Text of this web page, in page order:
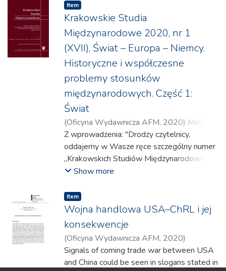
Item
Krakowskie Studia
Międzynarodowe 2020, nr 1
(XVII), Świat – Europa – Niemcy.
Historyczne i współczesne
problemy stosunków
międzynarodowych. Część 1:
Świat
(Oficyna Wydawnicza AFM, 2020) Molo,
Beata;Paterek, Anna;Lasoń, Marcin
Ryszard M.;Kraj, Kazimierz;Banach, Marian;
Czajkowski, Marek;Mickiewicz, Piotr;
Żukrowska, Katarzyna
Młynarski, Tomasz
Diawoł-Sitko, Anna;Majchrowska, Elżbieta
Bonusiak, Andrzej
Z wprowadzenia: "Drodzy czytelnicy,
oddajemy w Wasze ręce szczególny numer
„Krakowskich Studiów Międzynarodowych”.
Jeszcze na początku 2020 r. planowano, że
artykułów naukowych nawiązujących do
referatów, które miały być wygłoszone
na międzynarodowej konferencji naukowej
zorganizowanej z okazji 50-lecia pracy
naukowo-dydaktycznej prof. dr. hab. Erharda
Cziomera. Niestety ten pełen wielu
trudnych doświadczeń rok przyniósł ze sobą
Show more
Item
Wojna handlowa USA–ChRL i jej
konsekwencje
(Oficyna Wydawnicza AFM, 2020)
Żukrowska, Katarzyna
Signals of coming trade war between USA
and China could be seen in slogans stated in